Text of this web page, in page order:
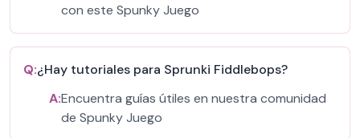
con este Spunky Juego
Q:¿Hay tutoriales para Sprunki Fiddlebops?
A:Encuentra guías útiles en nuestra comunidad
de Spunky Juego